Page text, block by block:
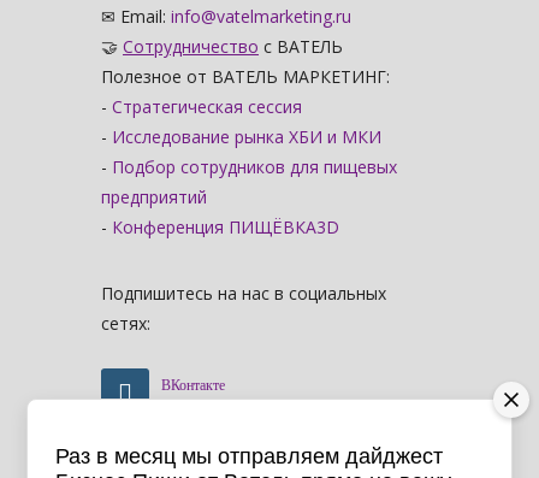
✉ Email: info@vatelmarketing.ru
🤝 Сотрудничество с ВАТЕЛЬ
Полезное от ВАТЕЛЬ МАРКЕТИНГ:
- Стратегическая сессия
- Исследование рынка ХБИ и МКИ
- Подбор сотрудников для пищевых
предприятий
- Конференция ПИЩЁВКА3D
Подпишитесь на нас в социальных
сетях:
ВКонтакте
Telegram
Раз в месяц мы отправляем дайджест